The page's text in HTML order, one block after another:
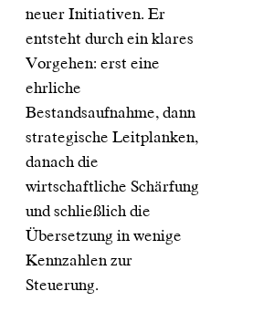
neuer Initiativen. Er
entsteht durch ein klares
Vorgehen: erst eine
ehrliche
Bestandsaufnahme, dann
strategische Leitplanken,
danach die
wirtschaftliche Schärfung
und schließlich die
Übersetzung in wenige
Kennzahlen zur
Steuerung.